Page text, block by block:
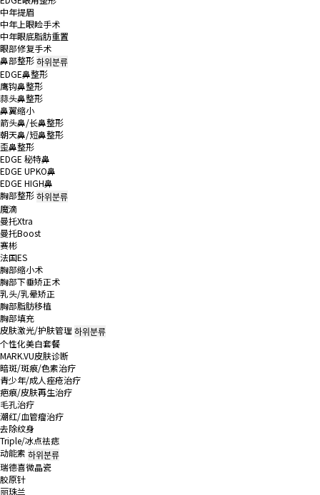
中年提眉
中年上眼睑手术
中年眼底脂肪重置
眼部修复手术
鼻部整形하위분류
EDGE鼻整形
鹰钩鼻整形
蒜头鼻整形
鼻翼缩小
箭头鼻/长鼻整形
朝天鼻/短鼻整形
歪鼻整形
EDGE 秘特鼻
EDGE UPKO鼻
EDGE HIGH鼻
胸部整形하위분류
魔滴
曼托Xtra
曼托Boost
赛彬
法国ES
胸部缩小术
胸部下垂矫正术
乳头/乳晕矫正
胸部脂肪移植
胸部填充
皮肤激光/护肤管理 하위분류
个性化美白套餐
MARK.VU皮肤诊断
暗斑/斑痕/色素治疗
青少年/成人痤疮治疗
疤痕/皮肤再生治疗
毛孔治疗
潮红/血管瘤治疗
去除纹身
Triple/冰点祛痣
动能素 하위분류
瑞德喜微晶瓷
胶原针
丽珠兰